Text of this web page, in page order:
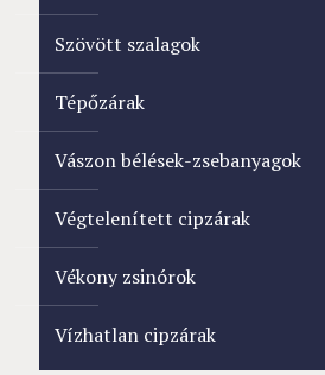
Szövött szalagok
Tépőzárak
Vászon bélések-zsebanyagok
Végtelenített cipzárak
Vékony zsinórok
Vízhatlan cipzárak